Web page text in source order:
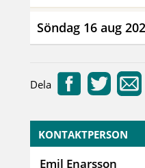
Söndag 16 aug
Dela
KONTAKTPERSON
Emil Enarsson